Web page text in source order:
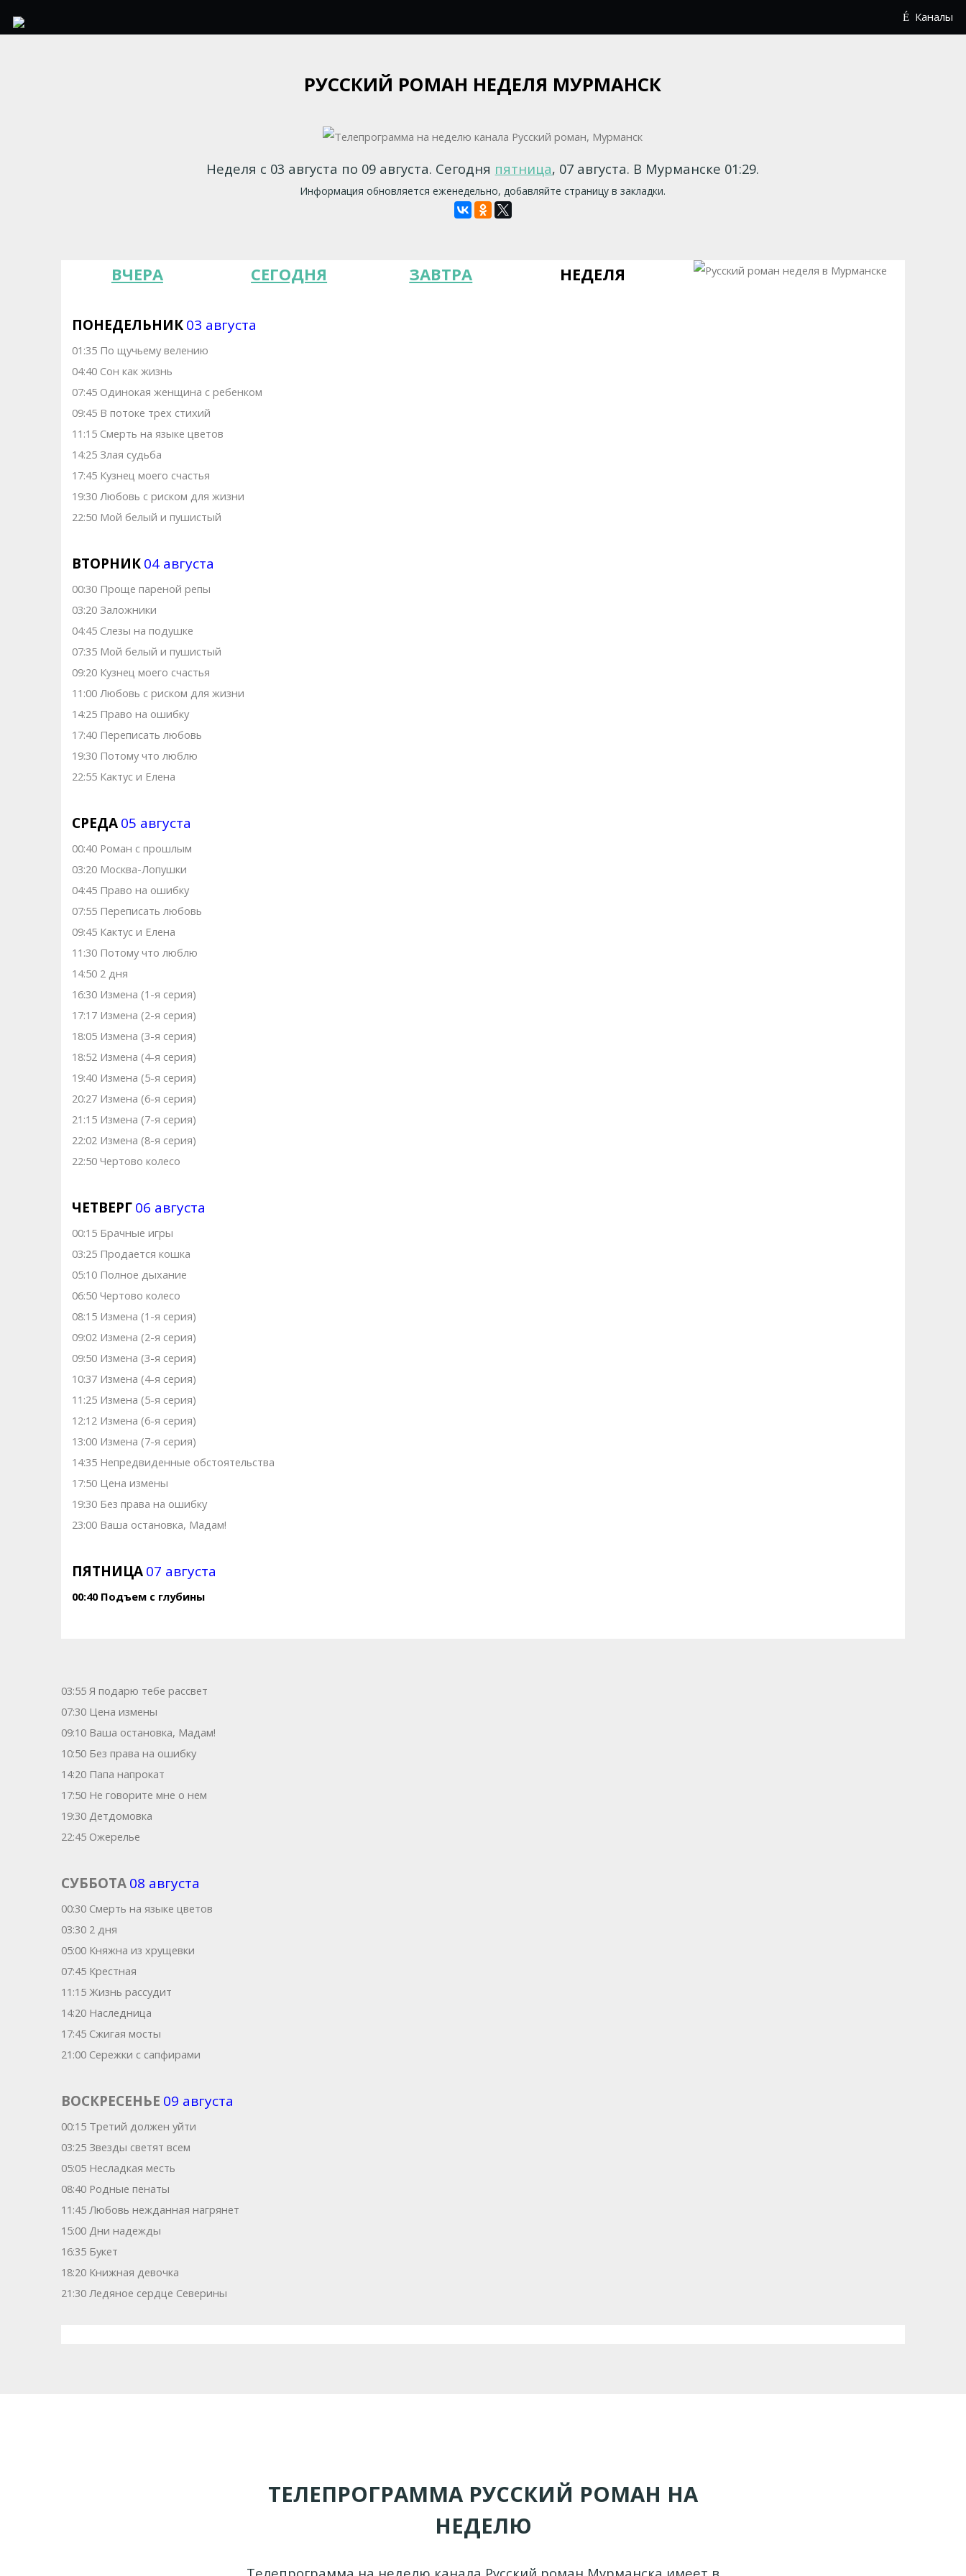
Каналы
РУССКИЙ РОМАН НЕДЕЛЯ МУРМАНСК
Неделя с 03 августа по 09 августа. Сегодня пятница, 07 августа. В Мурманске 01:29.
Информация обновляется еженедельно, добавляйте страницу в закладки.
ВЧЕРА СЕГОДНЯ ЗАВТРА НЕДЕЛЯ
ПОНЕДЕЛЬНИК03 августа
01:35 По щучьему велению
04:40 Сон как жизнь
07:45 Одинокая женщина с ребенком
09:45 В потоке трех стихий
11:15 Смерть на языке цветов
14:25 Злая судьба
17:45 Кузнец моего счастья
19:30 Любовь с риском для жизни
22:50 Мой белый и пушистый
ВТОРНИК04 августа
00:30 Проще пареной репы
03:20 Заложники
04:45 Слезы на подушке
07:35 Мой белый и пушистый
09:20 Кузнец моего счастья
11:00 Любовь с риском для жизни
14:25 Право на ошибку
17:40 Переписать любовь
19:30 Потому что люблю
22:55 Кактус и Елена
СРЕДА05 августа
00:40 Роман с прошлым
03:20 Москва-Лопушки
04:45 Право на ошибку
07:55 Переписать любовь
09:45 Кактус и Елена
11:30 Потому что люблю
14:50 2 дня
16:30 Измена (1-я серия)
17:17 Измена (2-я серия)
18:05 Измена (3-я серия)
18:52 Измена (4-я серия)
19:40 Измена (5-я серия)
20:27 Измена (6-я серия)
21:15 Измена (7-я серия)
22:02 Измена (8-я серия)
22:50 Чертово колесо
ЧЕТВЕРГ06 августа
00:15 Брачные игры
03:25 Продается кошка
05:10 Полное дыхание
06:50 Чертово колесо
08:15 Измена (1-я серия)
09:02 Измена (2-я серия)
09:50 Измена (3-я серия)
10:37 Измена (4-я серия)
11:25 Измена (5-я серия)
12:12 Измена (6-я серия)
13:00 Измена (7-я серия)
14:35 Непредвиденные обстоятельства
17:50 Цена измены
19:30 Без права на ошибку
23:00 Ваша остановка, Мадам!
ПЯТНИЦА07 августа
00:40 Подъем с глубины
03:55 Я подарю тебе рассвет
07:30 Цена измены
09:10 Ваша остановка, Мадам!
10:50 Без права на ошибку
14:20 Папа напрокат
17:50 Не говорите мне о нем
19:30 Детдомовка
22:45 Ожерелье
СУББОТА08 августа
00:30 Смерть на языке цветов
03:30 2 дня
05:00 Княжна из хрущевки
07:45 Крестная
11:15 Жизнь рассудит
14:20 Наследница
17:45 Сжигая мосты
21:00 Сережки с сапфирами
ВОСКРЕСЕНЬЕ 09 августа
00:15 Третий должен уйти
03:25 Звезды светят всем
05:05 Несладкая месть
08:40 Родные пенаты
11:45 Любовь нежданная нагрянет
15:00 Дни надежды
16:35 Букет
18:20 Книжная девочка
21:30 Ледяное сердце Северины
ТЕЛЕПРОГРАММА РУССКИЙ РОМАН НА
НЕДЕЛЮ